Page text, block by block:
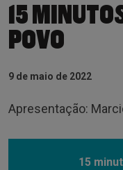
15
POVO
9 de maio de 2022
Apresentação:
15